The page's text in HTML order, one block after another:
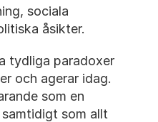
sociala
åsikter.
tydliga paradoxer
och agerar idag.
som en
som allt